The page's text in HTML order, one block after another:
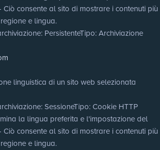
consente al sito di mostrare i contenuti più
e lingua.
: PersistenteTipo: Archiviazione
linguistica di un sito web selezionata
: SessioneTipo: Cookie HTTP
la lingua preferita e l'impostazione del
consente al sito di mostrare i contenuti più
e lingua.